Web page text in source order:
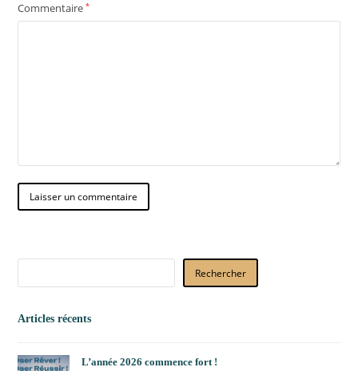
Commentaire*
Rechercher
Articles récents
L’année 2026 commence fort !